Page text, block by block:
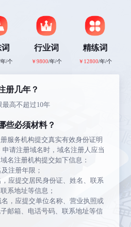
/个
行业词
￥9800/年/个
精练词
￥12800/年/个
册几年？
最高不超过10年
些必须材料？
服务机构提交真实有效身份证明
请注册域名时，域名注册人应当
名注册机构提交如下信息：
注册年限；
应提交居民身份证、姓名、联系
系地址等信息；
，应提交单位名称、营业执照或
邮箱、电话号码、联系地址等信